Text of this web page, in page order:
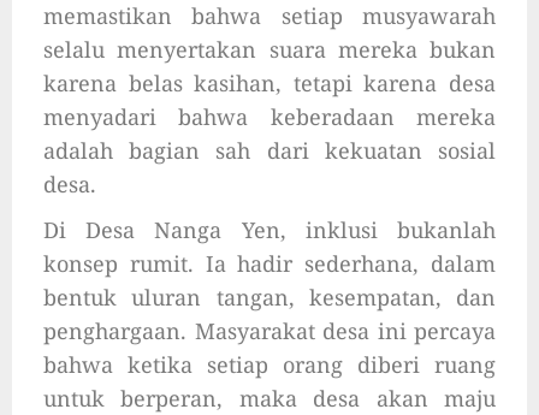
memastikan bahwa setiap musyawarah
selalu menyertakan suara mereka bukan
karena belas kasihan, tetapi karena desa
menyadari bahwa keberadaan mereka
adalah bagian sah dari kekuatan sosial
desa.
Di Desa Nanga Yen, inklusi bukanlah
konsep rumit. Ia hadir sederhana, dalam
bentuk uluran tangan, kesempatan, dan
penghargaan. Masyarakat desa ini percaya
bahwa ketika setiap orang diberi ruang
untuk berperan, maka desa akan maju